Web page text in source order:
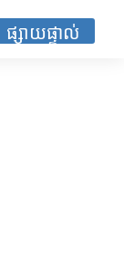
ផ្សាយផ្ទាល់